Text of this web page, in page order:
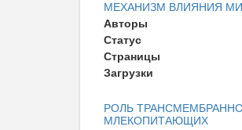
МЕХАНИЗМ ВЛИЯНИЯ
Авторы
Статус
Страницы
Загрузки
РОЛЬ
МЛЕКОПИТАЮЩИХ